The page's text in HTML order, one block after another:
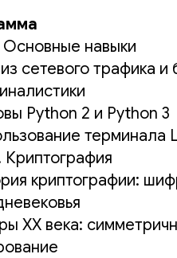
Основные навыки
сетевого трафика и
Python 2 и Python 3
терминала
Криптография
криптографии:
XX века: